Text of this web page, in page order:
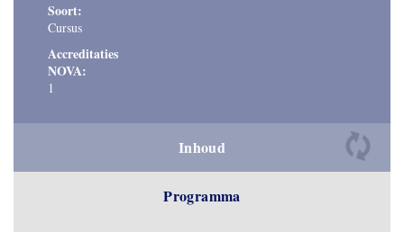
Soort:
Cursus
Accreditaties
NOVA:
1
Inhoud
Programma